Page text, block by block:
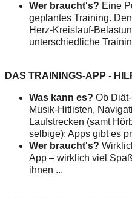
Wer braucht's? Eine
geplantes Training.
Herz-Kreislauf-
unterschiedliche
DAS TRAININGS-APP -
Was kann es? Ob
Musik-Hitlisten,
Laufstrecken (samt
selbige): Apps gibt es
Wer braucht's?
App – wirklich viel
ihnen ...